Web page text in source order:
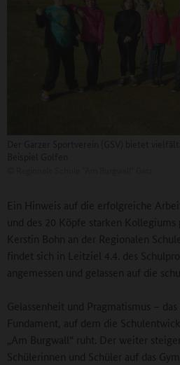
Ein Hinweis auf die erfolgreiche
und des 20 Köpfe starken Kollegiums
Kerstin Bohn an der Regionalen
findet sich in Leitziel 4.4. des
angemessen und gelassen auf die
Gelassenheit und Pragmatismus –
Fundament, auf dem die
„Am Burgwall“ ruht. Der weiter
Schülerinnen und Schüler auf das